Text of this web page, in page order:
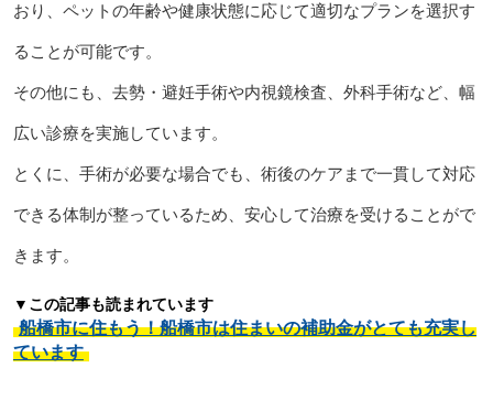
おり、ペットの年齢や健康状態に応じて適切なプランを選択す
ることが可能です。
その他にも、去勢・避妊手術や内視鏡検査、外科手術など、幅
広い診療を実施しています。
とくに、手術が必要な場合でも、術後のケアまで一貫して対応
できる体制が整っているため、安心して治療を受けることがで
きます。
▼この記事も読まれています
船橋市に住もう！船橋市は住まいの補助金がとても充実し
ています